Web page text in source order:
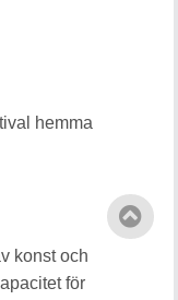
konst och
för